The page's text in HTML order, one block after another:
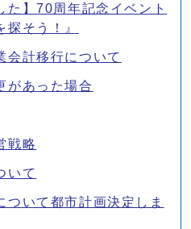
た】70周年記念イベント
探そう！』
会計移行について
があった場合
戦略
いて
ついて都市計画決定しま